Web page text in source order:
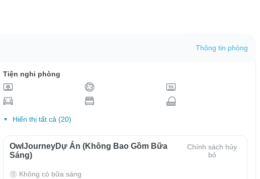
Thông tin phòng
Tiện nghi phòng
Hiển thị tất cả (20)
OwlJourneyDự Án (Không Bao Gồm Bữa
Sáng)
Chính sách hủy
bỏ
Không có bữa sáng